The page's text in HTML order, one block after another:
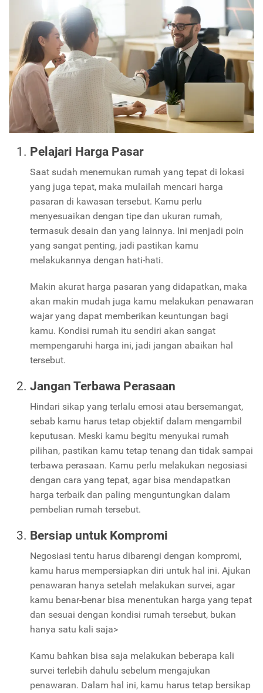
Pelajari Harga Pasar
Saat sudah menemukan rumah yang tepat di lokasi
yang juga tepat, maka mulailah mencari harga
pasaran di kawasan tersebut. Kamu perlu
menyesuaikan dengan tipe dan ukuran rumah,
termasuk desain dan yang lainnya. Ini menjadi poin
yang sangat penting, jadi pastikan kamu
melakukannya dengan hati-hati.
Makin akurat harga pasaran yang didapatkan, maka
akan makin mudah juga kamu melakukan penawaran
wajar yang dapat memberikan keuntungan bagi
kamu. Kondisi rumah itu sendiri akan sangat
mempengaruhi harga ini, jadi jangan abaikan hal
tersebut.
Jangan Terbawa Perasaan
Hindari sikap yang terlalu emosi atau bersemangat,
sebab kamu harus tetap objektif dalam mengambil
keputusan. Meski kamu begitu menyukai rumah
pilihan, pastikan kamu tetap tenang dan tidak sampai
terbawa perasaan. Kamu perlu melakukan negosiasi
dengan cara yang tepat, agar bisa mendapatkan
harga terbaik dan paling menguntungkan dalam
pembelian rumah tersebut.
Bersiap untuk Kompromi
Negosiasi tentu harus dibarengi dengan kompromi,
kamu harus mempersiapkan diri untuk hal ini. Ajukan
penawaran hanya setelah melakukan survei, agar
kamu benar-benar bisa menentukan harga yang tepat
dan sesuai dengan kondisi rumah tersebut, bukan
hanya satu kali saja>
Kamu bahkan bisa saja melakukan beberapa kali
survei terlebih dahulu sebelum mengajukan
penawaran. Dalam hal ini, kamu harus tetap bersikap